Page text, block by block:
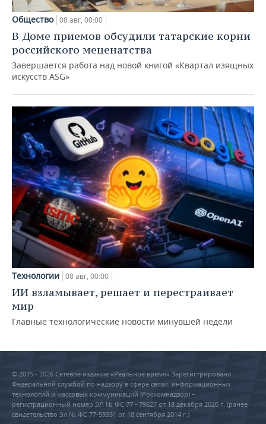
Общество 08 авг, 00:00
В Доме приемов обсудили татарские корни
российского меценатства
Завершается работа над новой книгой «Квартал изящных
искусств ASG»
Технологии 08 авг, 00:00
ИИ взламывает, решает и перестраивает
мир
Главные технологические новости минувшей недели
© 2015 - 2026 Сетевое издание «Реальное время» Зарегистрировано
Федеральной службой по надзору в сфере связи, информационных
технологий и массовых коммуникаций (Роскомнадзор) –
регистрационный номер ЭЛ № ФС 77 - 79627 от 18 декабря 2020 г. (ранее
свидетельство Эл № ФС 77-59331 от 18 сентября 2014 г.)